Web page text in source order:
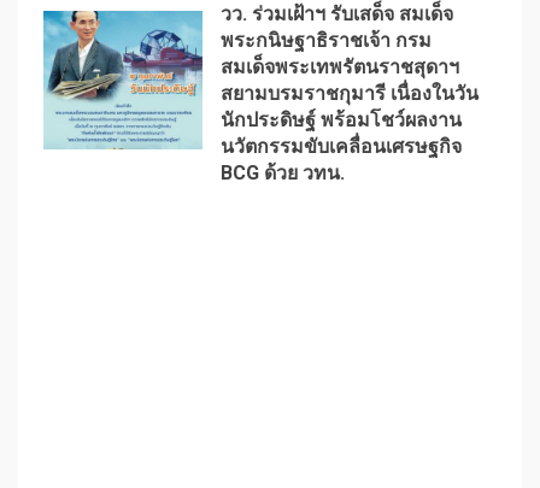
1
วว. ร่วมเฝ้าฯ รับเสด็จ สมเด็จ
พระกนิษฐาธิราชเจ้า กรม
สมเด็จพระเทพรัตนราชสุดาฯ
สยามบรมราชกุมารี เนื่องในวัน
นักประดิษฐ์ พร้อมโชว์ผลงาน
นวัตกรรมขับเคลื่อนเศรษฐกิจ
BCG ด้วย วทน.